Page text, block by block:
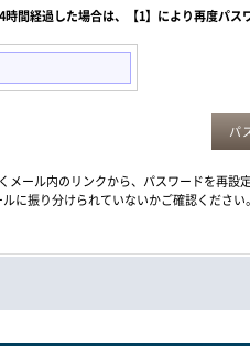
間経過した場合は、【1】により再度パス
パ
ール内のリンクから、パスワードを再設定
に振り分けられていないかご確認ください。